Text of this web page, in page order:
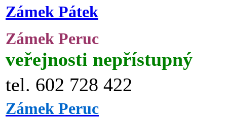
Zámek Pátek
Zámek Peruc
veřejnosti nepřístupný
tel. 602 728 422
Zámek Peruc